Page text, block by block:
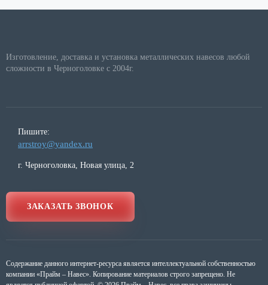
Изготовление, доставка и установка металлических навесов любой
сложности в Черноголовке с 2004г.
Пишите:
arrstroy@yandex.ru
г. Черноголовка, Новая улица, 2
ЗАКАЗАТЬ ЗВОНОК
Содержание данного интернет-ресурса является интеллектуальной собственностью
компании «Прайм – Навес». Копирование материалов строго запрещено. Не